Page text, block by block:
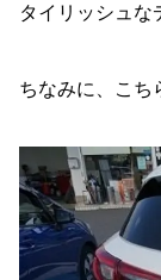
タイリッシュな
ちなみに、こち